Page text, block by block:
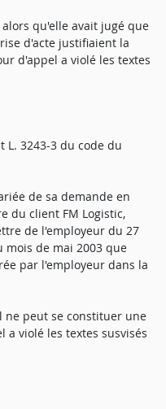
qu'elle avait jugé que
d'acte justifiaient la
d'appel a violé les textes
L. 3243-3 du code du
de sa demande en
du client FM Logistic,
de l'employeur du 27
de mai 2003 que
par l'employeur dans la
ne peut se constituer une
a violé les textes susvisés